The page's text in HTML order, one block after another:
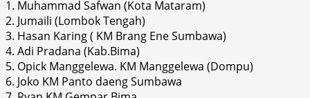
1. Muhammad Safwan (Kota Mataram)
2. Jumaili (Lombok Tengah)
3. Hasan Karing ( KM Brang Ene Sumbawa)
4. Adi Pradana (Kab.Bima)
5. Opick Manggelewa. KM Manggelewa (Dompu)
6. Joko KM Panto daeng Sumbawa